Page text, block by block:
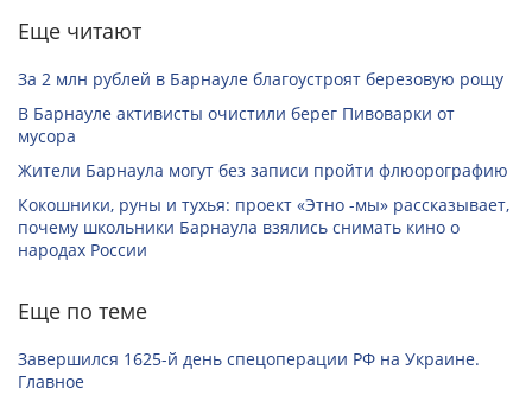
Еще читают
За 2 млн рублей в Барнауле благоустроят березовую рощу
В Барнауле активисты очистили берег Пивоварки от
мусора
Жители Барнаула могут без записи пройти флюорографию
Кокошники, руны и тухья: проект «Этно -мы» рассказывает,
почему школьники Барнаула взялись снимать кино о
народах России
Еще по теме
Завершился 1625-й день спецоперации РФ на Украине.
Главное